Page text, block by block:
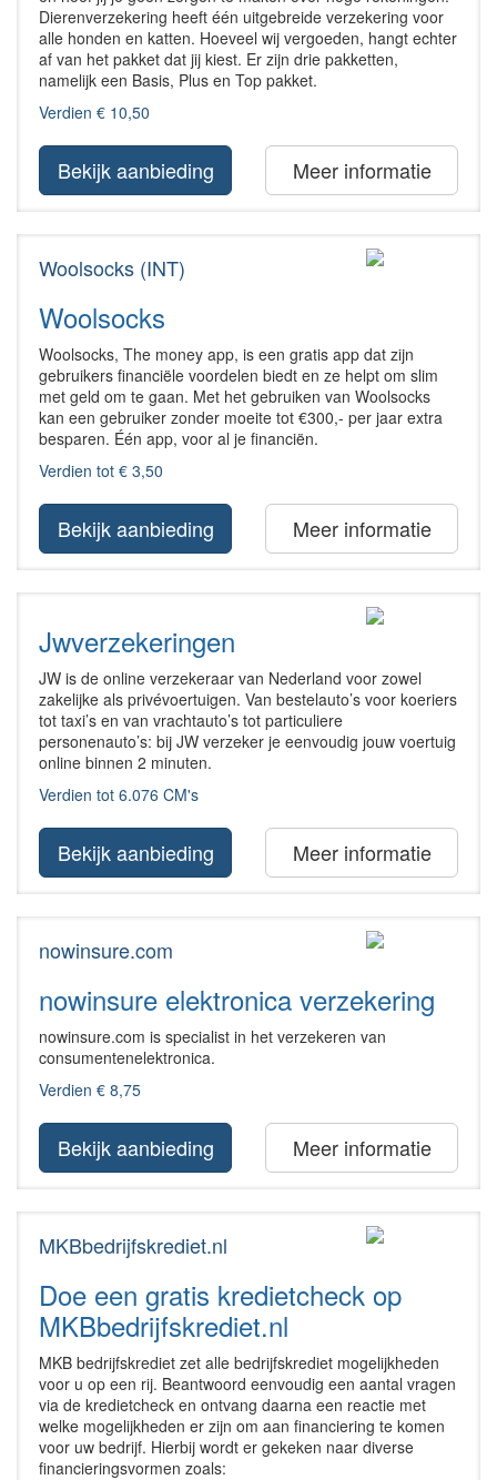
Dierenverzekering heeft één uitgebreide verzekering voor
alle honden en katten. Hoeveel wij vergoeden, hangt echter
af van het pakket dat jij kiest. Er zijn drie pakketten,
namelijk een Basis, Plus en Top pakket.
Verdien € 10,50
Bekijk aanbieding Meer informatie
Woolsocks (INT)
Woolsocks
Woolsocks, The money app, is een gratis app dat zijn
gebruikers financiële voordelen biedt en ze helpt om slim
met geld om te gaan. Met het gebruiken van Woolsocks
kan een gebruiker zonder moeite tot €300,- per jaar extra
besparen. Één app, voor al je financiën.
Verdien tot € 3,50
Bekijk aanbieding Meer informatie
Jwverzekeringen
JW is de online verzekeraar van Nederland voor zowel
zakelijke als privévoertuigen. Van bestelauto’s voor koeriers
tot taxi’s en van vrachtauto’s tot particuliere
personenauto’s: bij JW verzeker je eenvoudig jouw voertuig
online binnen 2 minuten.
Verdien tot 6.076 CM's
Bekijk aanbieding Meer informatie
nowinsure.com
nowinsure elektronica verzekering
nowinsure.com is specialist in het verzekeren van
consumentenelektronica.
Verdien € 8,75
Bekijk aanbieding Meer informatie
MKBbedrijfskrediet.nl
Doe een gratis kredietcheck op
MKBbedrijfskrediet.nl
MKB bedrijfskrediet zet alle bedrijfskrediet mogelijkheden
voor u op een rij. Beantwoord eenvoudig een aantal vragen
via de kredietcheck en ontvang daarna een reactie met
welke mogelijkheden er zijn om aan financiering te komen
voor uw bedrijf. Hierbij wordt er gekeken naar diverse
financieringsvormen zoals: